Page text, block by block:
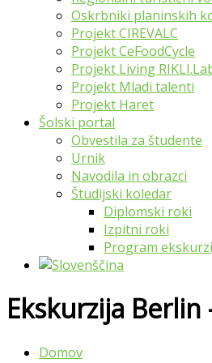
Oskrbniki planinskih
Projekt CIREVALC
Projekt CeFoodCycle
Projekt Living
Projekt Mladi talenti
Projekt Haret
Šolski portal
Obvestila za študente
Urnik
Navodila in obrazci
Študijski koledar
Diplomski roki
Izpitni roki
Program
Ekskurzija
Domov